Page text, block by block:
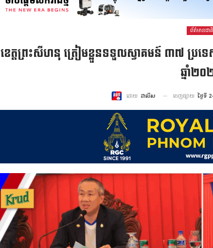
ព័ត៌មានជាតិ
ខេត្តព្រះសីហនុ ត្រៀមខ្លួនទទួលស្វាគមន៍ ៣៧ ប្រទ
ឆ្នាំ២
ដោយ ដាលីស ចេញផ្សាយ ថ្ងៃទី